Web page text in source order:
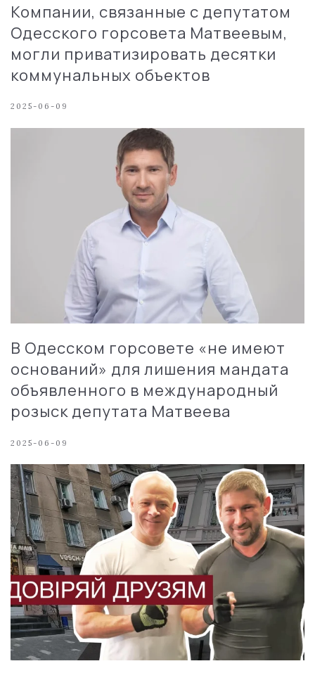
Компании, связанные с депутатом
Одесского горсовета Матвеевым,
могли приватизировать десятки
коммунальных объектов
2025-06-09
В Одесском горсовете «не имеют
оснований» для лишения мандата
объявленного в международный
розыск депутата Матвеева
2025-06-09